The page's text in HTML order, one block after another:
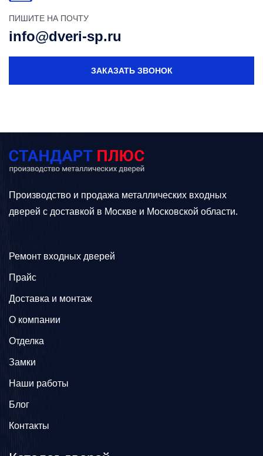
ПИШИТЕ НА ПОЧТУ
info@dveri-sp.ru
ЗАКАЗАТЬ ЗВОНОК
Производство и продажа металлических входных
дверей с доставкой в Москве и Московской области.
Ремонт входных дверей
Прайс
Доставка и монтаж
О компании
Отделка
Замки
Наши работы
Блог
Контакты